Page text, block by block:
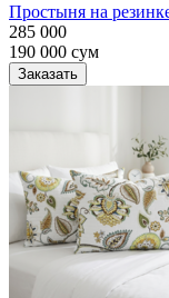
Простыня на
285 000
190 000 сум
Заказать